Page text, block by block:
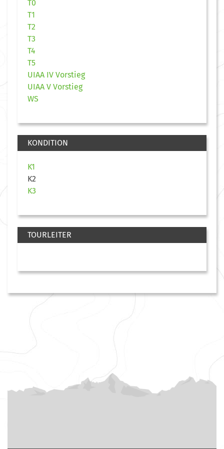
T0
T1
T2
T3
T4
T5
UIAA IV Vorstieg
UIAA V Vorstieg
WS
KONDITION
K1
K2
K3
TOURLEITER